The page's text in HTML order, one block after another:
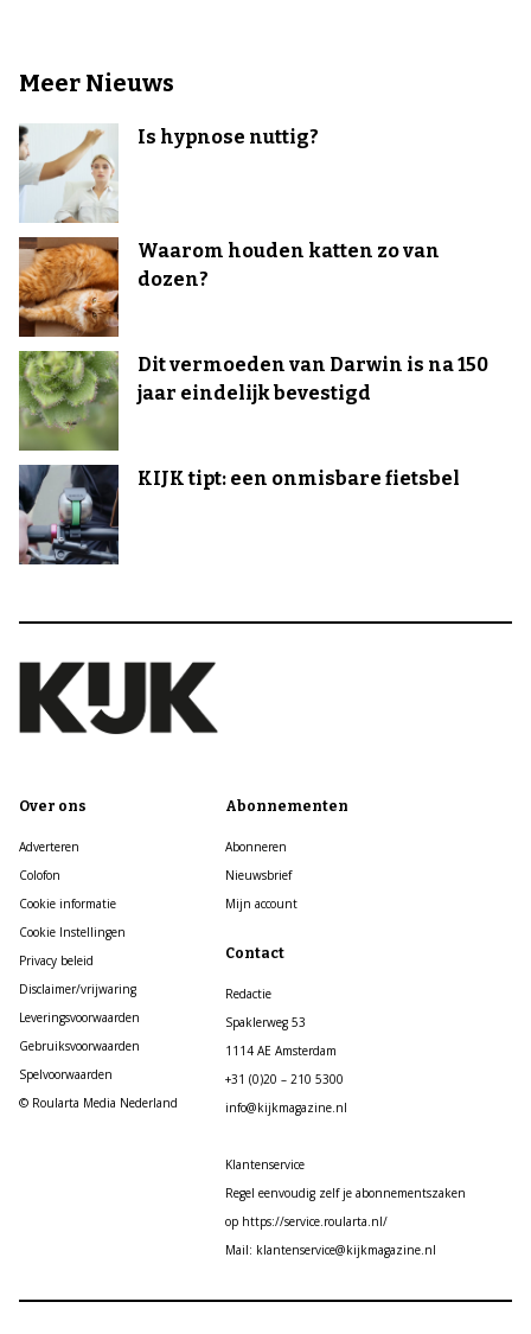
Meer Nieuws
Is hypnose nuttig?
Waarom houden katten zo van
dozen?
Dit vermoeden van Darwin is na 150
jaar eindelijk bevestigd
KIJK tipt: een onmisbare fietsbel
Over ons
Adverteren
Colofon
Cookie informatie
Cookie Instellingen
Privacy beleid
Disclaimer/vrijwaring
Leveringsvoorwaarden
Gebruiksvoorwaarden
Spelvoorwaarden
© Roularta Media Nederland
Abonnementen
Abonneren
Nieuwsbrief
Mijn account
Contact
Redactie
Spaklerweg 53
1114 AE Amsterdam
+31 (0)20 – 210 5300
info@kijkmagazine.nl
Klantenservice
Regel eenvoudig zelf je abonnementszaken
op https://service.roularta.nl/
Mail: klantenservice@kijkmagazine.nl